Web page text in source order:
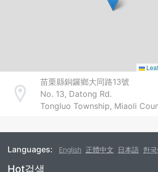
Address
苗栗縣銅鑼鄉大同路13號
No. 13, Datong Rd.
Tongluo Township, Miaoli
Languages: English 正體中文 日本語 한국
Hot검색